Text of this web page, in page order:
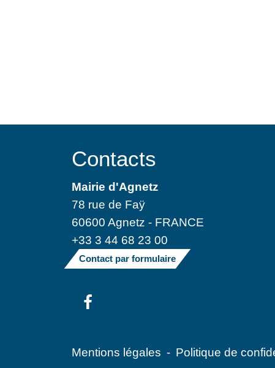
Contacts
Mairie d'Agnetz
78 rue de Faÿ
60600 Agnetz - FRANCE
+33 3 44 68 23 00
Contact par formulaire
Mentions légales - Politique de